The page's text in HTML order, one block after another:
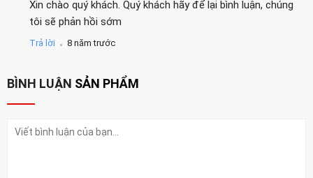
Xin chào quý khách. Quý khách hãy để lại bình luận, chúng
tôi sẽ phản hồi sớm
Trả lời . 8 năm trước
BÌNH LUẬN SẢN PHẨM